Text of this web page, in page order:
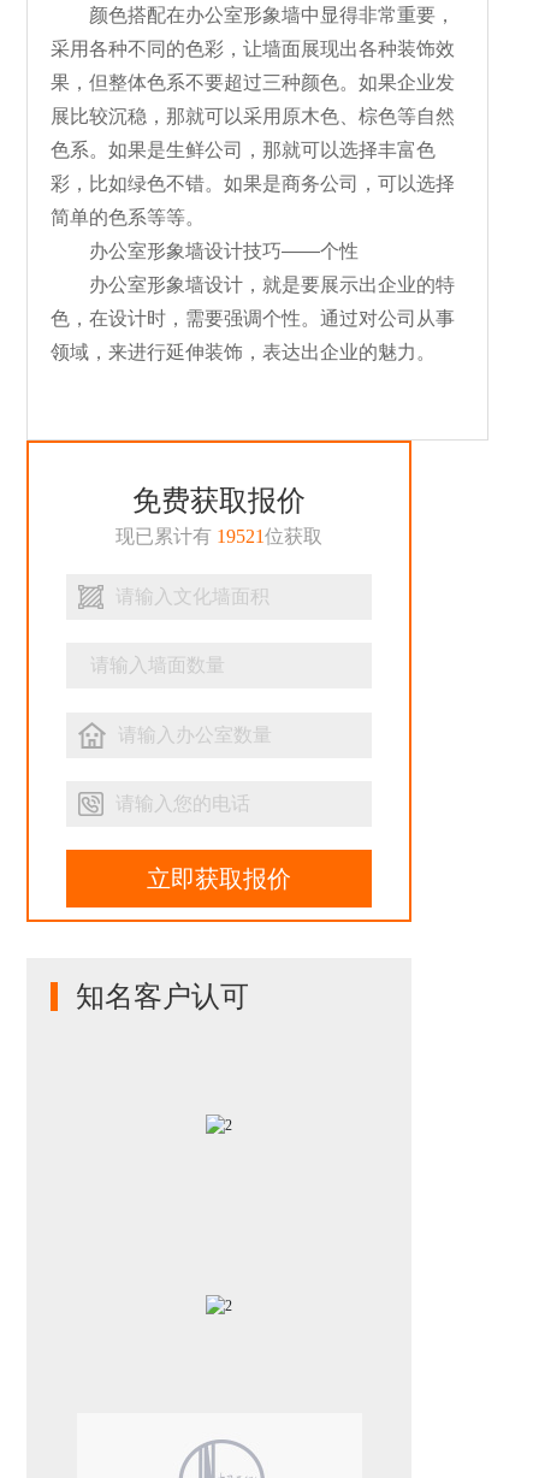
颜色搭配在办公室形象墙中显得非常重要，
采用各种不同的色彩，让墙面展现出各种装饰效
果，但整体色系不要超过三种颜色。如果企业发
展比较沉稳，那就可以采用原木色、棕色等自然
色系。如果是生鲜公司，那就可以选择丰富色
彩，比如绿色不错。如果是商务公司，可以选择
简单的色系等等。
办公室形象墙设计技巧——个性
办公室形象墙设计，就是要展示出企业的特
色，在设计时，需要强调个性。通过对公司从事
领域，来进行延伸装饰，表达出企业的魅力。
免费获取报价
现已累计有 19521位获取
立即获取报价
知名客户认可